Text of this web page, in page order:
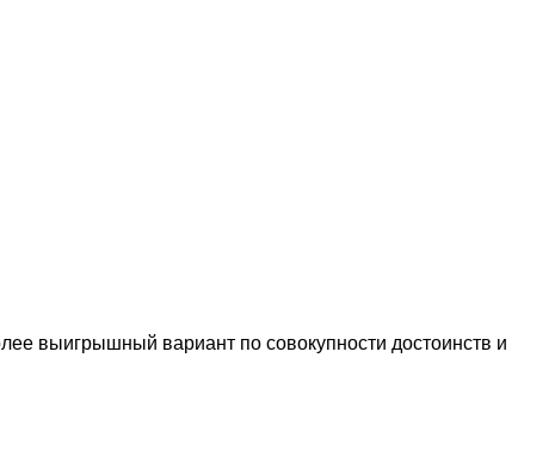
выигрышный вариант по совокупности достоинств и